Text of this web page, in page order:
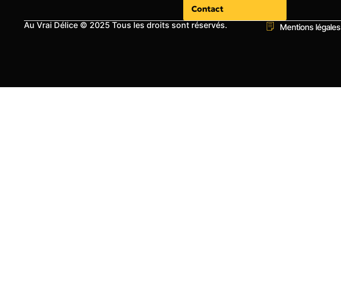
Contact
Au Vrai Délice © 2025 Tous les droits sont réservés. Mentions légales